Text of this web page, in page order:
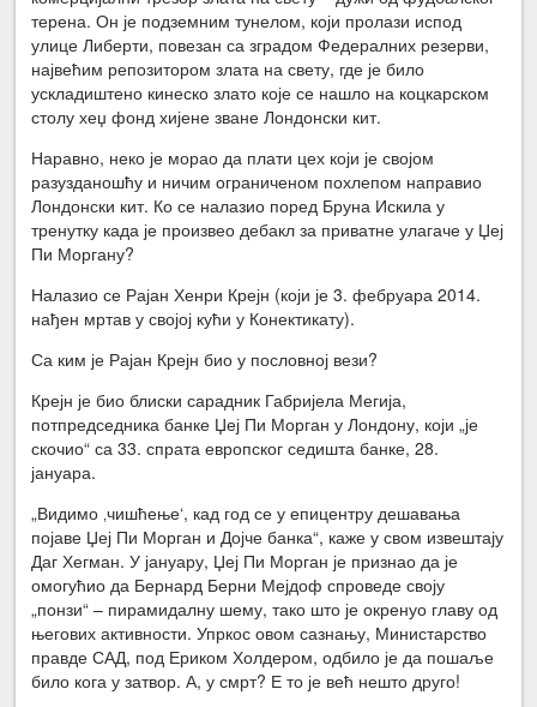
терена. Он је подземним тунелом, који пролази испод
улице Либерти, повезан са зградом Федералних резерви,
највећим репозитором злата на свету, где је било
ускладиштено кинеско злато које се нашло на коцкарском
столу хеџ фонд хијене зване Лондонски кит.
Наравно, неко је морао да плати цех који је својом
разузданошћу и ничим ограниченом похлепом направио
Лондонски кит. Ко се налазио поред Бруна Искила у
тренутку када је произвео дебакл за приватне улагаче у Џеј
Пи Моргану?
Налазио се Рајан Хенри Крејн (који је 3. фебруара 2014.
нађен мртав у својој кући у Конектикату).
Са ким је Рајан Крејн био у пословној вези?
Крејн је био блиски сарадник Габријела Мегија,
потпредседника банке Џеј Пи Морган у Лондону, који „је
скочио“ са 33. спрата европског седишта банке, 28.
јануара.
„Видимо ‚чишћење‘, кад год се у епицентру дешавања
појаве Џеј Пи Морган и Дојче банка“, каже у свом извештају
Даг Хегман. У јануару, Џеј Пи Морган је признао да је
омогућио да Бернард Берни Мејдоф спроведе своју
„понзи“ – пирамидалну шему, тако што је окренуо главу од
његових активности. Упркос овом сазнању, Министарство
правде САД, под Ериком Холдером, одбило је да пошаље
било кога у затвор. А, у смрт? Е то је већ нешто друго!